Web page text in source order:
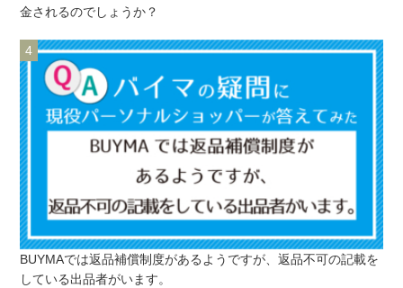
金されるのでしょうか？
BUYMAでは返品補償制度があるようですが、返品不可の記載を
している出品者がいます。